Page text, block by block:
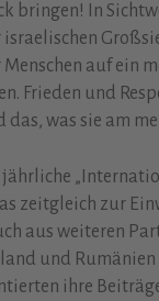
bringen! In
auf ein
Frieden und
was sie am
jährliche
zeitgleich zur
aus weiteren
und Rumänien
ihre